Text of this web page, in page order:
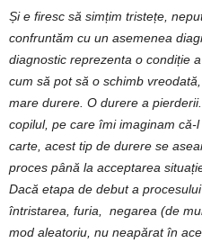
Și e firesc să simțim tristețe,
confruntăm cu un asemenea
diagnostic reprezenta o condiție
cum să pot să o schimb
mare durere. O durere a
copilul, pe care îmi imaginam că-
carte, acest tip de durere se
proces până la acceptarea
Dacă etapa de debut a
întristarea, furia, negarea (de
mod aleatoriu, nu neapărat în